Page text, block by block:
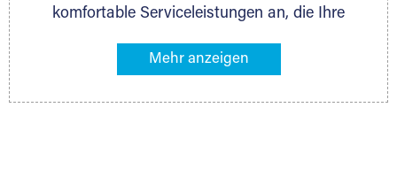
komfortable Serviceleistungen an, die Ihre
gehören z. B. Verpackungsservice, Lieferung von
Ihr Lagergut wird bei Ihrem Extraraum Partner